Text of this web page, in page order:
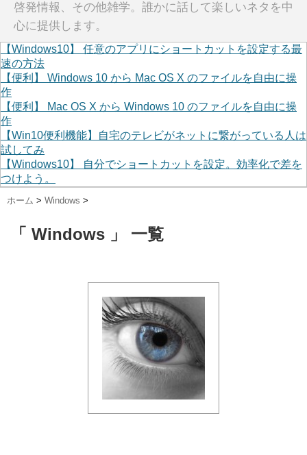
啓発情報、その他雑学。誰かに話して楽しいネタを中
心に提供します。
【Windows10】 任意のアプリにショートカットを設定する最
速の方法
【便利】 Windows 10 から Mac OS X のファイルを自由に操
作
【便利】 Mac OS X から Windows 10 のファイルを自由に操
作
【Win10便利機能】自宅のテレビがネットに繋がっている人は
試してみ
【Windows10】 自分でショートカットを設定。効率化で差を
つけよう。
ホーム > Windows >
「 Windows 」 一覧